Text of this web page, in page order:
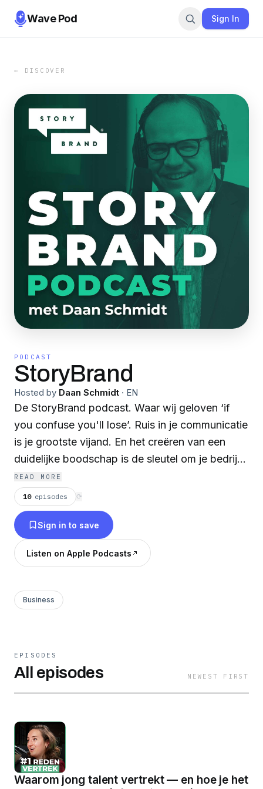
Wave Pod Sign In
← DISCOVER
PODCAST
StoryBrand
Hosted by Daan Schmidt · EN
De StoryBrand podcast. Waar wij geloven ‘if
you confuse you'll lose’. Ruis in je communicatie
is je grootste vijand. En het creëren van een
duidelijke boodschap is de sleutel om je bedrijf
te laten groeien.
READ MORE
10 episodes ⟳
Sign in to save
Listen on Apple Podcasts
Business
EPISODES
All episodes NEWEST FIRST
Waarom jong talent vertrekt — en hoe je het